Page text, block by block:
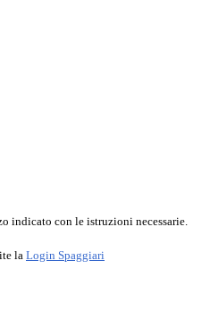
indicato con le istruzioni necessarie.
la Login Spaggiari